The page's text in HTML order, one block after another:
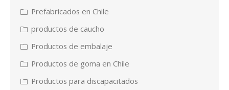
Prefabricados en Chile
productos de caucho
Productos de embalaje
Productos de goma en Chile
Productos para discapacitados